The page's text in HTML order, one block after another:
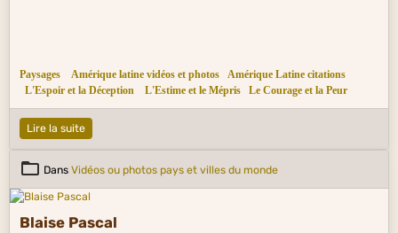
Paysages Amérique latine vidéos et photos
Amérique Latine citations
L'Espoir et la Déception
L'Estime et le Mépris Le Courage et la Peur
Lire la suite
Dans Vidéos ou photos pays et villes du monde
Blaise Pascal